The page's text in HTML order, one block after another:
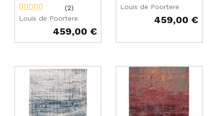
(2)
Louis de Poortere
459,00 €
Louis de Poortere
459,00 €